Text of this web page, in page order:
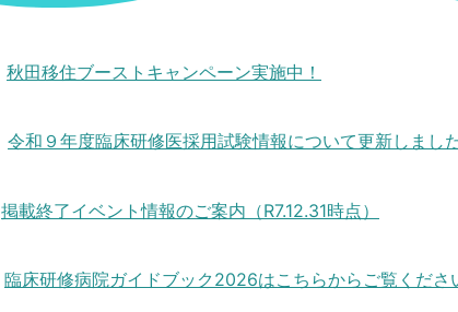
秋田移住ブーストキャンペーン実施中！
令和９年度臨床研修医採用試験情報について更新しまし
掲載終了イベント情報のご案内（R7.12.31時点）
臨床研修病院ガイドブック2026はこちらからご覧くださ